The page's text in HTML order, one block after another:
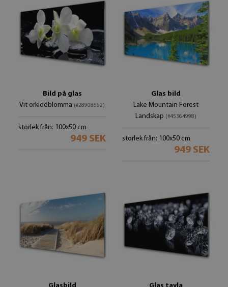
Bild på glas
Vit orkidéblomma (#28908662)
storlek från: 100x50 cm
949 SEK
Glas bild
Lake Mountain Forest
Landskap (#45364998)
storlek från: 100x50 cm
949 SEK